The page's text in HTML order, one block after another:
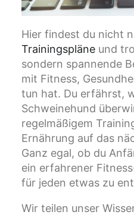
Hier findest du nicht
Trainingspläne und
sondern spannende
mit Fitness,
tun hat. Du erfährst,
Schweinehund
regelmäßigem
Ernährung auf das
Ganz egal, ob du
ein erfahrener
für jeden etwas zu
Wir teilen unser